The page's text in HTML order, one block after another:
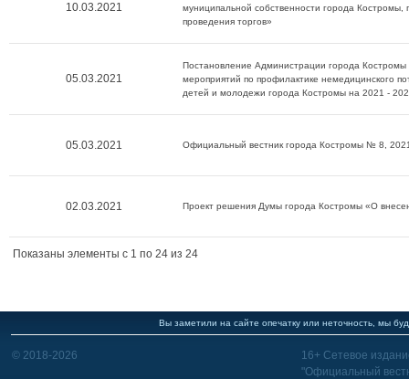
10.03.2021
муниципальной собственности города Костромы,
проведения торгов»
05.03.2021
Постановление Администрации города
мероприятий по профилактике немедицинского
детей и молодежи города Костромы на 2021 -
05.03.2021 Официальный вестник города Костромы № 8,
02.03.2021 Проект решения Думы города Костромы «О
Показаны элементы c 1 по 24 из 24
Вы заметили на сайте опечатку или неточность, мы
© 2018-2026
16+ Сетевое
"Официальный